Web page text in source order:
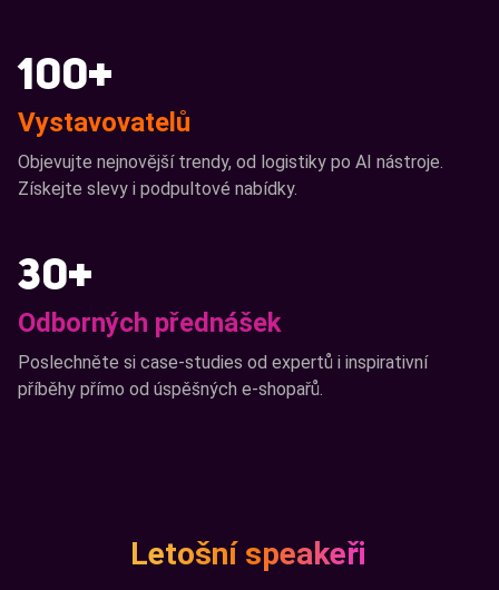
100+
Vystavovatelů
Objevujte nejnovější trendy, od logistiky po AI nástroje.
Získejte slevy i podpultové nabídky.
30+
Odborných přednášek
Poslechněte si case-studies od expertů i inspirativní
příběhy přímo od úspěšných e-shopařů.
Letošní speakeři